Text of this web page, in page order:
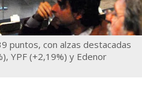
puntos, con alzas destacadas
YPF (+2,19%) y Edenor